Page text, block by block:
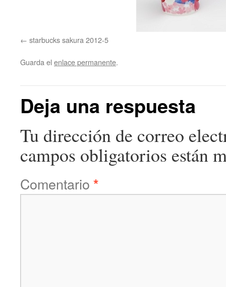
starbucks sakura 2012-5
Guarda el enlace permanente.
Deja una respuesta
Tu dirección de correo
campos obligatorios están
Comentario *